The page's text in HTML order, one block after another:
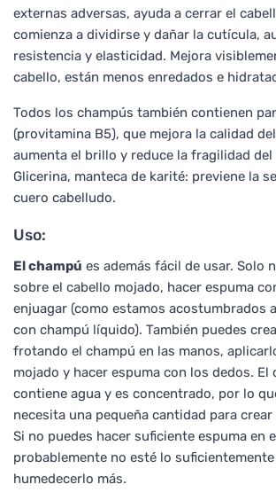
externas adversas, ayuda a cerrar el
comienza a dividirse y dañar la cutícula,
resistencia y elasticidad. Mejora
cabello, están menos enredados e
Todos los champús también contienen
(provitamina B5), que mejora la calidad
aumenta el brillo y reduce la fragilidad del
Glicerina, manteca de karité: previene la
cuero cabelludo.
Uso:
El champú es además fácil de usar. Solo
sobre el cabello mojado, hacer espuma
enjuagar (como estamos acostumbrados
con champú líquido). También puedes
frotando el champú en las manos,
mojado y hacer espuma con los dedos. El
contiene agua y es concentrado, por lo
necesita una pequeña cantidad para
Si no puedes hacer suficiente espuma en
probablemente no esté lo
humedecerlo más.